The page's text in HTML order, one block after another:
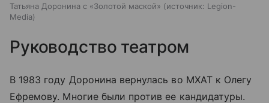
Татьяна Доронина с «Золотой маской» источник: Legion-
Media
Руководство театром
В 1983 году Доронина вернулась во МХАТ к Олегу
Ефремову. Многие были против ее кандидатуры.